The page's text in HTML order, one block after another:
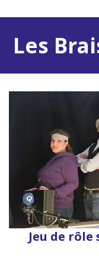
Les
Jeu de